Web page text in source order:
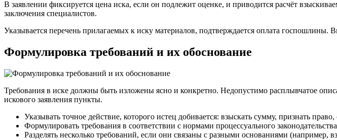
В заявлении фиксируется цена иска, если он подлежит оценке, и приводится расчёт
заключения специалистов.
Указывается перечень прилагаемых к иску материалов, подтверждается оплата госпошлины.
Формулировка требований и их обоснование
Требования в иске должны быть изложены ясно и конкретно. Недопустимо расплывчатое
искового заявления пункты.
Указывать точное действие, которого истец добивается: взыскать сумму, признать
Формулировать требования в соответствии с нормами процессуального
Разделять несколько требований, если они связаны с разными основаниями (например,